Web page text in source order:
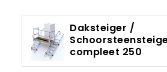
Daksteiger /
compleet 250